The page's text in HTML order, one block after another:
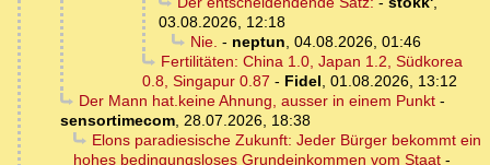
03.08.2026, 12:18
Nie. - neptun, 04.08.2026, 01:46
Fertilitäten: China 1.0, Japan 1.2, Südkorea
0.8, Singapur 0.87 - Fidel, 01.08.2026, 13:12
Der Mann hat.keine Ahnung, ausser in einem Punkt-
sensortimecom, 28.07.2026, 18:38
Elons paradiesische Zukunft: Jeder Bürger bekommt ein
hohes bedingungsloses Grundeinkommen vom Staat -